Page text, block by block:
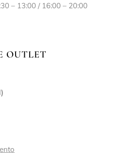
– 13:00 / 16:00 – 20:00
OUTLET